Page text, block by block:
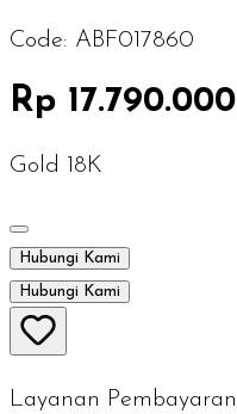
Code: ABF017860
Rp 17.790.000
Gold 18K
Hubungi Kami
Hubungi Kami
Layanan Pembayaran